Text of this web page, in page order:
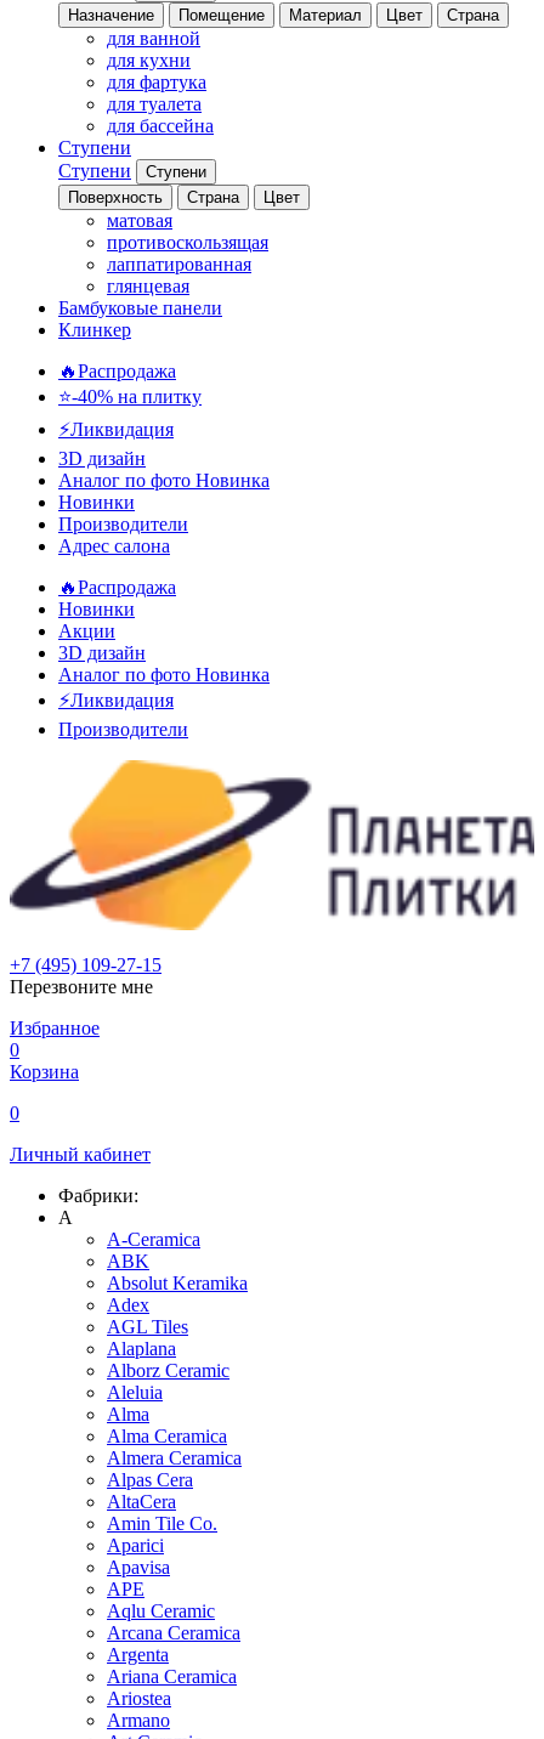
Назначение
Помещение Материал Цвет Страна
для ванной
для кухни
для фартука
для туалета
для бассейна
Ступени
Ступени
Ступени
Поверхность
Страна Цвет
матовая
противоскользящая
лаппатированная
глянцевая
Бамбуковые панели
Клинкер
🔥Распродажа
⭐-40% на плитку
⚡️Ликвидация
3D дизайн
Аналог по фото Новинка
Новинки
Производители
Адрес салона
🔥Распродажа
Новинки
Акции
3D дизайн
Аналог по фото Новинка
⚡Ликвидация
Производители
+7 (495) 109-27-15
Перезвоните мне
Избранное
0
Корзина
0
Личный кабинет
Фабрики:
A
A-Ceramica
ABK
Absolut Keramika
Adex
AGL Tiles
Alaplana
Alborz Ceramic
Aleluia
Alma
Alma Ceramica
Almera Ceramica
Alpas Cera
AltaCera
Amin Tile Co.
Aparici
Apavisa
APE
Aqlu Ceramic
Arcana Ceramica
Argenta
Ariana Ceramica
Ariostea
Armano